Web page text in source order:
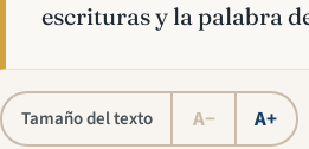
escrituras y la palabra
Tamaño del texto A− A+